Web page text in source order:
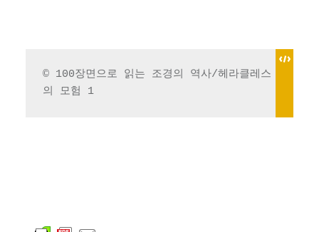
© 100장면으로 읽는 조경의 역사/헤라클레스
의 모험 1